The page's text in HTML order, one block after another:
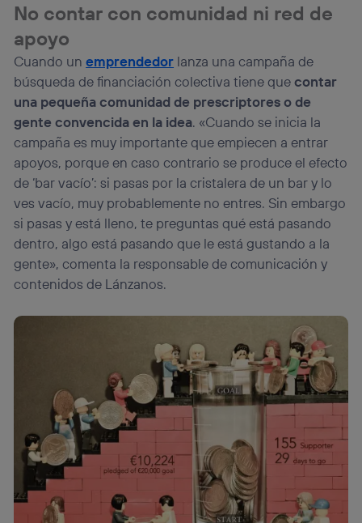
No contar con comunidad ni red de
apoyo
Cuando unemprendedor lanza una campaña de
búsqueda de financiación colectiva tiene quecontar
una pequeña comunidad de prescriptores o de
gente convencida en la idea. «Cuando se inicia la
campaña es muy importante que empiecen a entrar
apoyos, porque en caso contrario se produce el efecto
de ‘bar vacío’: si pasas por la cristalera de un bar y lo
ves vacío, muy probablemente no entres. Sin embargo
si pasas y está lleno, te preguntas qué está pasando
dentro, algo está pasando que le está gustando a la
gente», comenta la responsable de comunicación y
contenidos de Lánzanos.